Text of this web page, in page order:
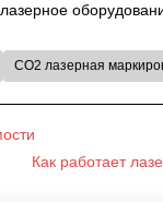
CO2 лазерная
Как работает